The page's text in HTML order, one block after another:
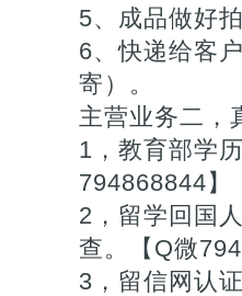
5、成品做好
6、快递给客
寄）。
主营业务二，
1，教育部学
794868844】
2，留学回国
查。【Q微
3，留信网认